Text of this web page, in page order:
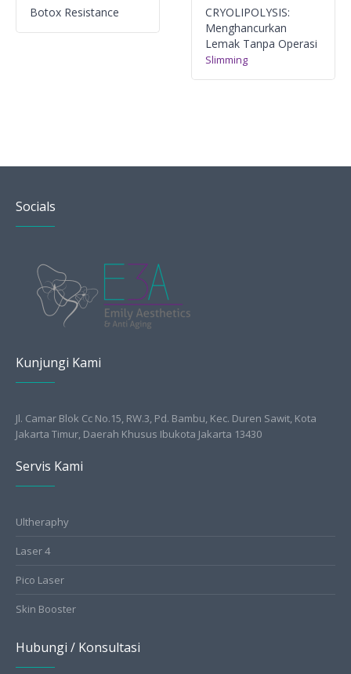
Botox Resistance
CRYOLIPOLYSIS:
Menghancurkan
Lemak Tanpa Operasi
Slimming
Socials
Kunjungi Kami
Jl. Camar Blok Cc No.15, RW.3, Pd. Bambu, Kec. Duren Sawit, Kota
Jakarta Timur, Daerah Khusus Ibukota Jakarta 13430
Servis Kami
Ultheraphy
Laser 4
Pico Laser
Skin Booster
Hubungi / Konsultasi